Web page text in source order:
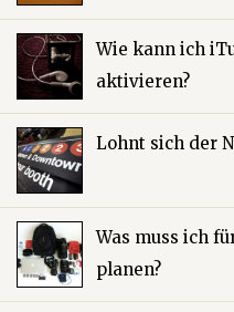
Wie kann ich
aktivieren?
Lohnt sich der
Was muss ich
planen?